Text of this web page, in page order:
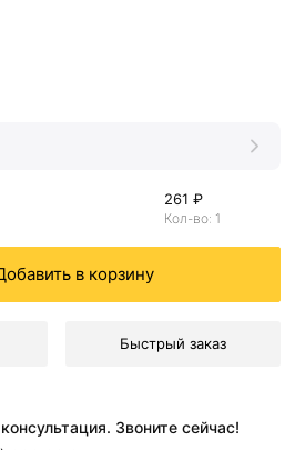
261 ₽
Кол-во: 1
в корзину
Быстрый заказ
Звоните сейчас!